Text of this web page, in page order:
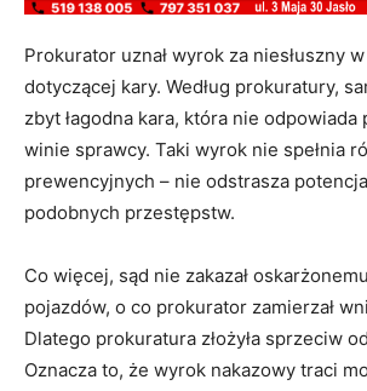
Prokurator uznał wyrok za niesłuszny
dotyczącej kary. Według prokuratury,
zbyt łagodna kara, która nie odpowiada
winie sprawcy. Taki wyrok nie spełnia
prewencyjnych – nie odstrasza
podobnych przestępstw.
Co więcej, sąd nie zakazał
pojazdów, o co prokurator zamierzał
Dlatego prokuratura złożyła sprzeciw
Oznacza to, że wyrok nakazowy traci